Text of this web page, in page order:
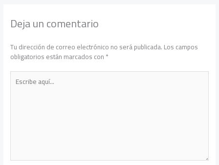
Deja un comentario
Tu dirección de correo electrónico no será publicada.Los campos
obligatorios están marcados con*
Escribe
aquí...